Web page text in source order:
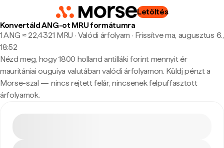
Letöltés
Konvertáld ANG-ot MRU formátumra
1 ANG ≈ 22,4321 MRU · Valódi árfolyam · Frissítve ma, augusztus 6.,
18:52
Nézd meg, hogy 1800 holland antilláki forint mennyit ér
mauritániai ouguiya valutában valódi árfolyamon. Küldj pénzt a
Morse-szal — nincs rejtett felár, nincsenek felpuffasztott
árfolyamok.